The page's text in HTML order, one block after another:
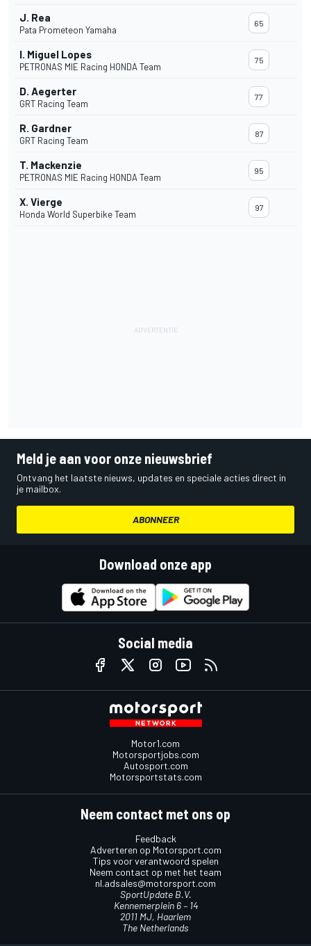
J. Rea
Pata Prometeon Yamaha
65
I. Miguel Lopes
PETRONAS MIE Racing HONDA Team
75
D. Aegerter
GRT Racing Team
77
R. Gardner
GRT Racing Team
87
T. Mackenzie
PETRONAS MIE Racing HONDA Team
95
X. Vierge
Honda World Superbike Team
97
Meld je aan voor onze nieuwsbrief
Ontvang het laatste nieuws, updates en speciale acties direct in
je mailbox.
ABONNEER
Download onze app
Social media
Motor1.com
Motorsportjobs.com
Autosport.com
Motorsportstats.com
Neem contact met ons op
Feedback
Adverteren op Motorsport.com
Tips voor verantwoord spelen
Neem contact op met het team
nl.adsales@motorsport.com
SportUpdate B.V.
Kennemerplein 6 – 14
2011 MJ, Haarlem
The Netherlands